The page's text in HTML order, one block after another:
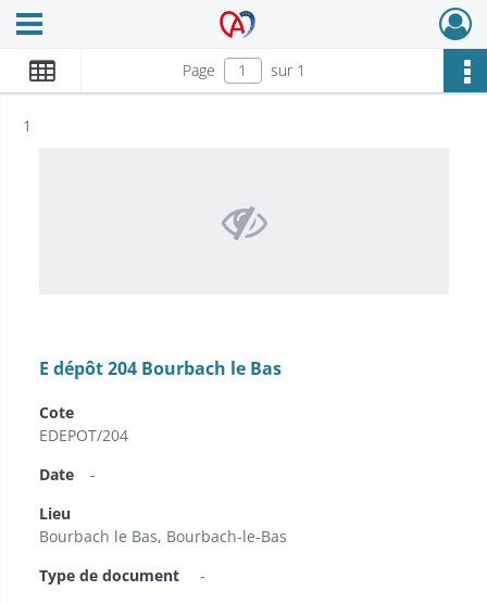
Archives Alsace - Colmar
Ouvrir le menu déroulant
Page sur 1
Résultat n°
1
E dépôt 204 Bourbach le Bas
Cote
EDEPOT/204
Date
-
Lieu
Bourbach le Bas, Bourbach-le-Bas
Type de document
-